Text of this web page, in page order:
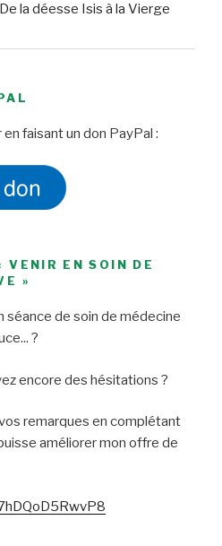
De la déesse Isis à la Vierge
faisant un don PayPal :
VENIR EN SOIN DE
»
séance de soin de médecine
?
encore des hésitations ?
remarques en complétant
améliorer mon offre de